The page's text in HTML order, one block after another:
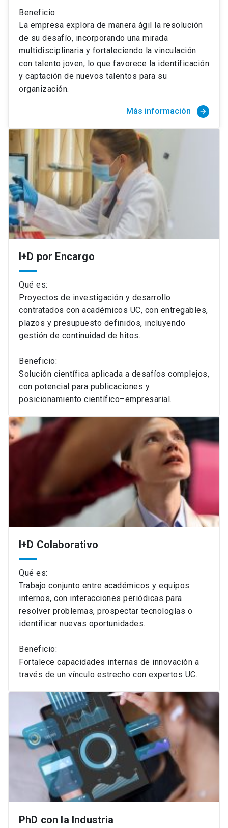
Beneficio:
La empresa explora de manera ágil la resolución
de su desafío, incorporando una mirada
multidisciplinaria y fortaleciendo la vinculación
con talento joven, lo que favorece la identificación
y captación de nuevos talentos para su
organización.
Más información arrow_forward
I+D por Encargo
Qué es:
Proyectos de investigación y desarrollo
contratados con académicos UC, con entregables,
plazos y presupuesto definidos, incluyendo
gestión de continuidad de hitos.
Beneficio:
Solución científica aplicada a desafíos complejos,
con potencial para publicaciones y
posicionamiento científico–empresarial.
I+D Colaborativo
Qué es:
Trabajo conjunto entre académicos y equipos
internos, con interacciones periódicas para
resolver problemas, prospectar tecnologías o
identificar nuevas oportunidades.
Beneficio:
Fortalece capacidades internas de innovación a
través de un vínculo estrecho con expertos UC.
PhD con la Industria